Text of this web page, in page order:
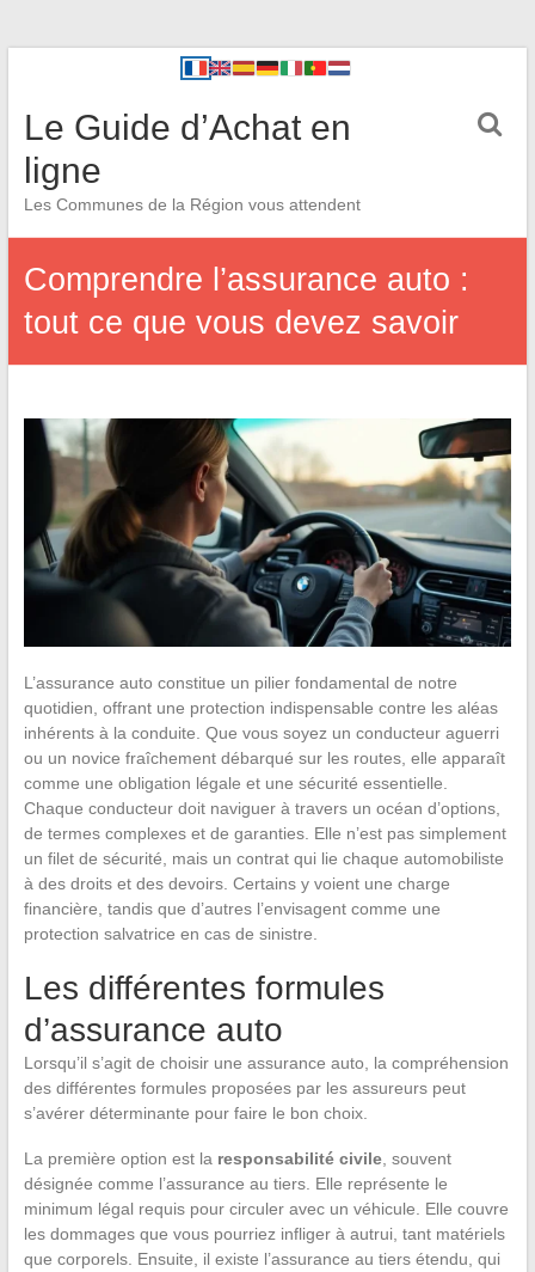
Le Guide d’Achat en
ligne
Les Communes de la Région vous attendent
Comprendre l’assurance auto :
tout ce que vous devez savoir
L’assurance auto constitue un pilier fondamental de notre
quotidien, offrant une protection indispensable contre les aléas
inhérents à la conduite. Que vous soyez un conducteur aguerri
ou un novice fraîchement débarqué sur les routes, elle apparaît
comme une obligation légale et une sécurité essentielle.
Chaque conducteur doit naviguer à travers un océan d’options,
de termes complexes et de garanties. Elle n’est pas simplement
un filet de sécurité, mais un contrat qui lie chaque automobiliste
à des droits et des devoirs. Certains y voient une charge
financière, tandis que d’autres l’envisagent comme une
protection salvatrice en cas de sinistre.
Les différentes formules
d’assurance auto
Lorsqu’il s’agit de choisir une assurance auto, la compréhension
des différentes formules proposées par les assureurs peut
s’avérer déterminante pour faire le bon choix.
La première option est la responsabilité civile, souvent
désignée comme l’assurance au tiers. Elle représente le
minimum légal requis pour circuler avec un véhicule. Elle couvre
les dommages que vous pourriez infliger à autrui, tant matériels
que corporels. Ensuite, il existe l’assurance au tiers étendu, qui